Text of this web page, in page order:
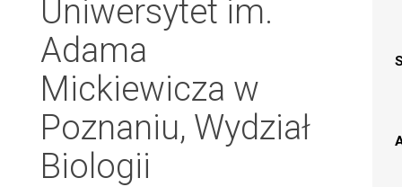
Uniwersytet im.
Adama
Mickiewicza w
Poznaniu, Wydział
Biologii